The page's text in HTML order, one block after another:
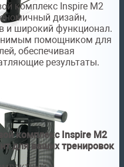
комплекс Inspire M2
дизайн,
и широкий функционал.
помощником для
обеспечивая
результаты.
комплекс Inspire M2
для ваших тренировок